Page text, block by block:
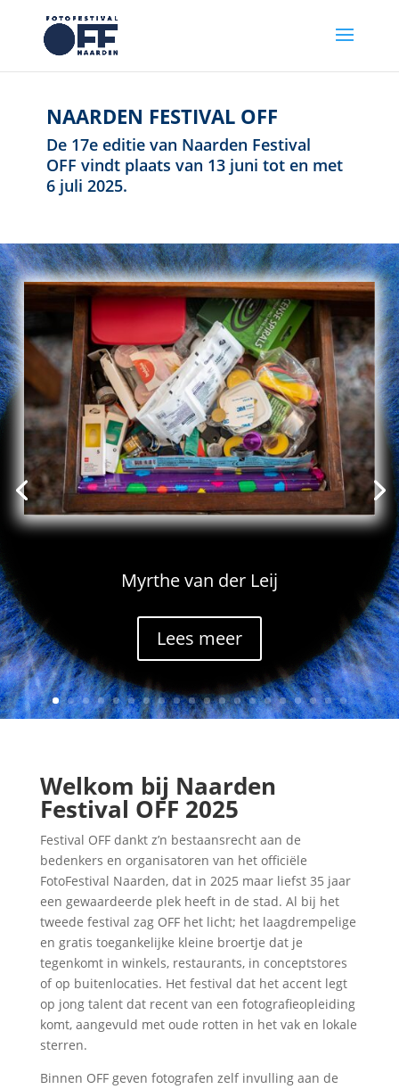
NAARDEN FESTIVAL OFF
De 17e editie van Naarden Festival
OFF vindt plaats van 13 juni tot en met
6 juli 2025.
Myrthe van der Leij
Lees meer
Welkom bij Naarden
Festival OFF 2025
Festival OFF dankt z’n bestaansrecht aan de
bedenkers en organisatoren van het officiële
FotoFestival Naarden, dat in 2025 maar liefst 35 jaar
een gewaardeerde plek heeft in de stad. Al bij het
tweede festival zag OFF het licht; het laagdrempelige
en gratis toegankelijke kleine broertje dat je
tegenkomt in winkels, restaurants, in conceptstores
of op buitenlocaties. Het festival dat het accent legt
op jong talent dat recent van een fotografieopleiding
komt, aangevuld met oude rotten in het vak en lokale
sterren.
Binnen OFF geven fotografen zelf invulling aan de